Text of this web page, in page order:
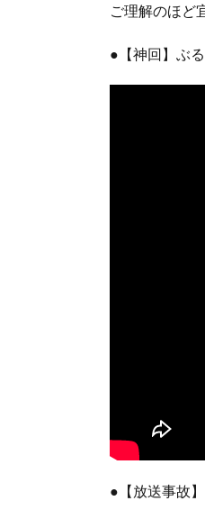
ご理解のほど
●【神回】ぶ
●【放送事故